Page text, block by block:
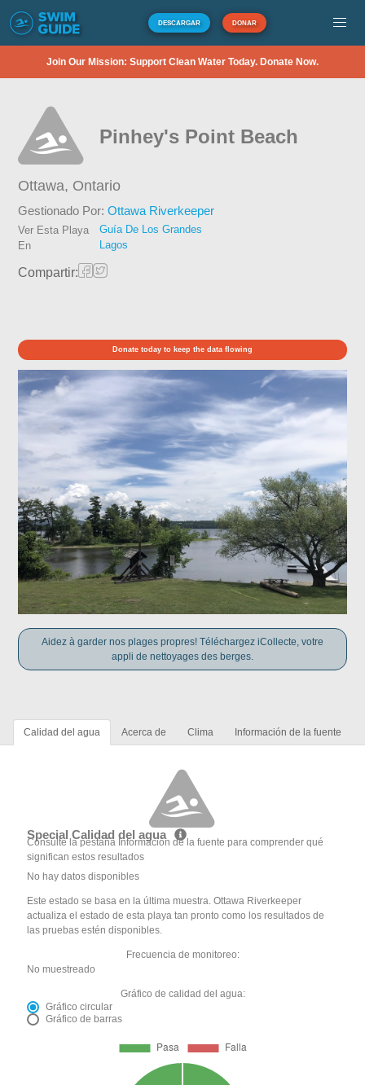
DESCARGAR DONAR
Join Our Mission: Support Clean Water Today. Donate Now.
Pinhey's Point Beach
Ottawa, Ontario
Gestionado Por:Ottawa Riverkeeper
Ver Esta Playa
En
Guía De Los Grandes
Lagos
Compartir:
Donate today to keep the data flowing
Aidez à garder nos plages propres! Téléchargez iCollecte, votre
appli de nettoyages des berges.
Calidad del agua Acerca de Clima Información de la fuente
Special Calidad del agua
Consulte la pestaña Información de la fuente para comprender qué
significan estos resultados
No hay datos disponibles
Este estado se basa en la última muestra. Ottawa Riverkeeper
actualiza el estado de esta playa tan pronto como los resultados de
las pruebas estén disponibles.
Frecuencia de monitoreo:
No muestreado
Gráfico de calidad del agua:
Gráfico circular
Gráfico de barras